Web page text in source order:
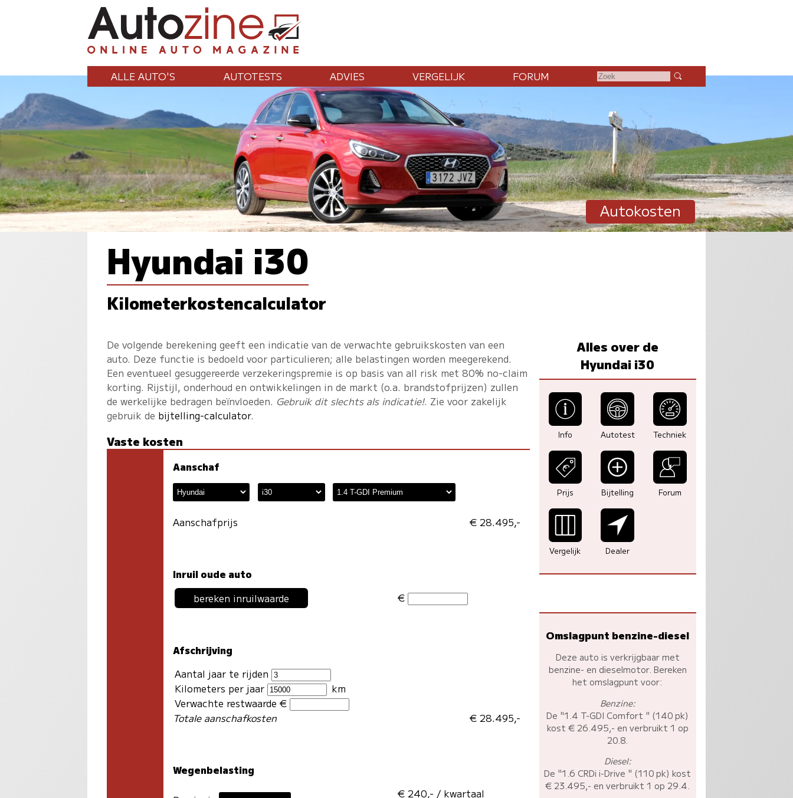
ALLE AUTO'S AUTOTESTS ADVIES VERGELIJK FORUM
Autokosten
Hyundai i30
Kilometerkostencalculator
De volgende berekening geeft een indicatie van de verwachte gebruikskosten van een
auto. Deze functie is bedoeld voor particulieren; alle belastingen worden meegerekend.
Een eventueel gesuggereerde verzekeringspremie is op basis van all risk met 80% no-claim
korting. Rijstijl, onderhoud en ontwikkelingen in de markt (o.a. brandstofprijzen) zullen
de werkelijke bedragen beïnvloeden. Gebruik dit slechts als indicatie!. Zie voor zakelijk
gebruik de bijtelling-calculator.
Vaste kosten
Aanschaf
Aanschafprijs € 28.495,-
Inruil oude auto
bereken inruilwaarde
€
Afschrijving
Aantal jaar te rijden
Kilometers per jaar
km
Verwachte restwaarde €
Totale aanschafkosten
€ 28.495,-
Wegenbelasting
€ 240,- / kwartaal
Alles over de
Hyundai i30
Info Autotest Techniek
Prijs Bijtelling Forum
Vergelijk Dealer
Omslagpunt benzine-diesel
Deze auto is verkrijgbaar met
benzine- en dieselmotor. Bereken
het omslagpunt voor:
Benzine:
De "1.4 T-GDI Comfort " (140 pk)
kost € 26.495,- en verbruikt 1 op
20.8.
Diesel:
De "1.6 CRDi i-Drive " (110 pk) kost
€ 23.495,- en verbruikt 1 op 29.4.